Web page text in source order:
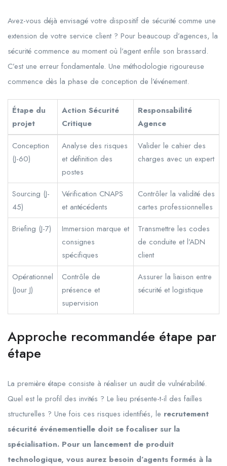
Avez-vous déjà envisagé votre dispositif de sécurité comme une
extension de votre service client ? Pour beaucoup d’agences, la
sécurité commence au moment où l’agent enfile son brassard.
C’est une erreur fondamentale. Une méthodologie rigoureuse
commence dès la phase de conception de l’événement.
Étape du
projet
Action Sécurité
Critique
Responsabilité
Agence
Conception
(J-60)
Analyse des risques
et définition des
postes
Valider le cahier des
charges avec un expert
Sourcing (J-
45)
Vérification CNAPS
et antécédents
Contrôler la validité des
cartes professionnelles
Briefing (J-7)
Immersion marque et
consignes
spécifiques
Transmettre les codes
de conduite et l’ADN
client
Opérationnel
(Jour J)
Contrôle de
présence et
supervision
Assurer la liaison entre
sécurité et logistique
Approche recommandée étape par
étape
La première étape consiste à réaliser un audit de vulnérabilité.
Quel est le profil des invités ? Le lieu présente-t-il des failles
structurelles ? Une fois ces risques identifiés, le recrutement
sécurité événementielle doit se focaliser sur la
spécialisation. Pour un lancement de produit
technologique, vous aurez besoin d’agents formés à la